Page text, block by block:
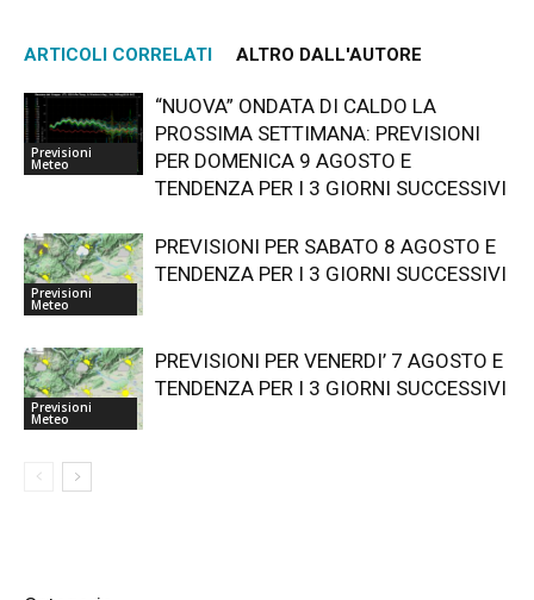
ARTICOLI CORRELATI ALTRO DALL'AUTORE
Previsioni
Meteo
“NUOVA” ONDATA DI CALDO LA
PROSSIMA SETTIMANA: PREVISIONI
PER DOMENICA 9 AGOSTO E
TENDENZA PER I 3 GIORNI SUCCESSIVI
Previsioni
Meteo
PREVISIONI PER SABATO 8 AGOSTO E
TENDENZA PER I 3 GIORNI SUCCESSIVI
Previsioni
Meteo
PREVISIONI PER VENERDI’ 7 AGOSTO E
TENDENZA PER I 3 GIORNI SUCCESSIVI